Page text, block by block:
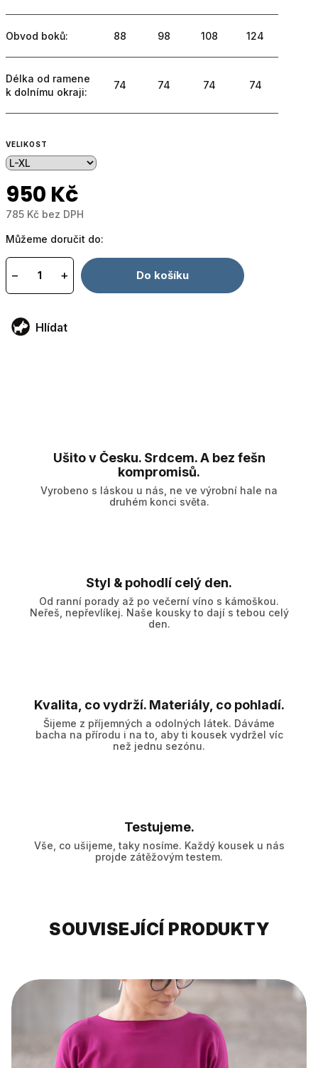
Obvod boků: 88 98 108 124
Délka od ramene
k dolnímu okraji:
74 74 74 74
VELIKOST
950 Kč
785 Kč bez DPH
cena:
Můžeme doručit do:
+
− Do košíku
Hlídat
Ušito v Česku. Srdcem. A bez fešn
kompromisů.
Vyrobeno s láskou u nás, ne ve výrobní hale na
druhém konci světa.
Styl & pohodlí celý den.
Od ranní porady až po večerní víno s kámoškou.
Neřeš, nepřevlíkej. Naše kousky to dají s tebou celý
den.
Kvalita, co vydrží. Materiály, co pohladí.
Šijeme z příjemných a odolných látek. Dáváme
bacha na přírodu i na to, aby ti kousek vydržel víc
než jednu sezónu.
Testujeme.
Vše, co ušijeme, taky nosíme. Každý kousek u nás
projde zátěžovým testem.
SOUVISEJÍCÍ PRODUKTY